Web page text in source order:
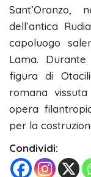
dell’antica
capoluogo
Lama.
figura di
romana
opera
per la
Condividi: